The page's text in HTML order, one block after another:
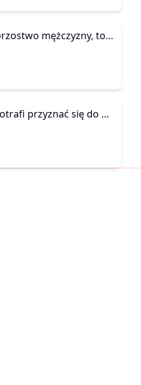
&quot;Największe tchórzostwo mężczyzny, to rozbudzić miłość w kobiecie, nie mając zamiaru jej kochać.&quot;
Mężczyzna, który nie potrafi przyznać się do błędu, nigdy nie stanie się w pełni dojrzały. Odpowiedzialność za własne potknięcia to najwyższa forma męskości.